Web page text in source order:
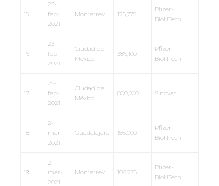
15
23-
feb-
2021
Monterrey 125,775
Pfizer-
BioNTech
16
23-
feb-
2021
Ciudad de
México
386,100
Pfizer-
BioNTech
17
27-
feb-
2021
Ciudad de
México
800,000 Sinovac
18
2-
mar-
2021
Guadalajara 156,000
Pfizer-
BioNTech
19
2-
mar-
2021
Monterrey 106,275
Pfizer-
BioNTech